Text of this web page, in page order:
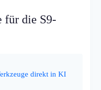
für die S9-
direkt in KI